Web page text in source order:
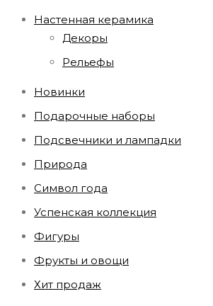
Настенная керамика
Декоры
Рельефы
Новинки
Подарочные наборы
Подсвечники и лампадки
Природа
Символ года
Успенская коллекция
Фигуры
Фрукты и овощи
Хит продаж